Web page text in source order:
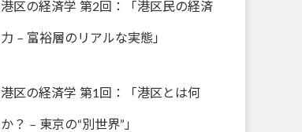
港区の経済学 第2回：「港区民の経済
力 – 富裕層のリアルな実態」
港区の経済学 第1回：「港区とは何
か？ – 東京の“別世界”」